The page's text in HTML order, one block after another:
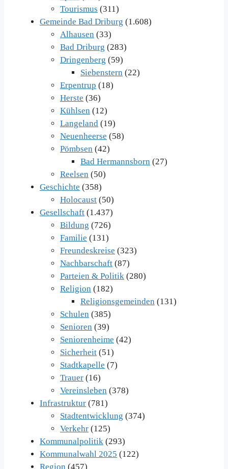
Tourismus (311)
Gemeinde Bad Driburg (1.608)
Alhausen (33)
Bad Driburg (283)
Dringenberg (59)
Siebenstern (22)
Erpentrup (18)
Herste (36)
Kühlsen (12)
Langeland (19)
Neuenheerse (58)
Pömbsen (42)
Bad Hermannsborn (27)
Reelsen (50)
Geschichte (358)
Holocaust (50)
Gesellschaft (1.437)
Bildung (726)
Familie (131)
Freundeskreise (323)
Nachbarschaft (87)
Parteien & Politik (280)
Religion (182)
Religionsgemeinden (131)
Schulen (385)
Senioren (39)
Seniorenheime (42)
Sicherheit (51)
Stadtkapelle (7)
Trauer (16)
Vereinsleben (378)
Infrastruktur (781)
Stadtentwicklung (374)
Verkehr (125)
Kommunalpolitik (293)
Kommunalwahl 2025 (122)
Region (457)